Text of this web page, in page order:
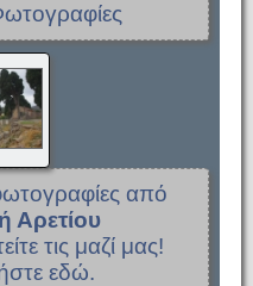
από
Αρετίου
τις μαζί μας!
εδώ.